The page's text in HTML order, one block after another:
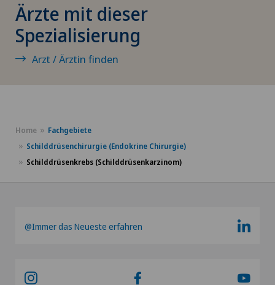
Hämorrhoiden
Handchirurgie
Hernien (Leistenbrüche)
Hornhauttransplantation
Ärzte mit dieser
Spezialisierung
Arzt / Ärztin finden
Home
Fachgebiete
Schilddrüsenchirurgie (Endokrine Chirurgie)
Schilddrüsenkrebs (Schilddrüsenkarzinom)
@Immer das Neueste erfahren